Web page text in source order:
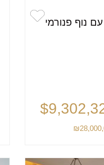
נוף פנורמי